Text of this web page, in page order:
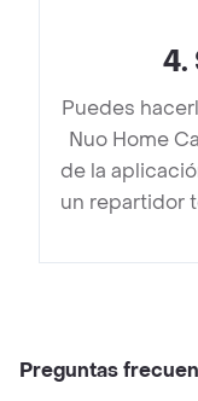
4.
Puedes
Nuo Home
de la
un repartidor
Preguntas